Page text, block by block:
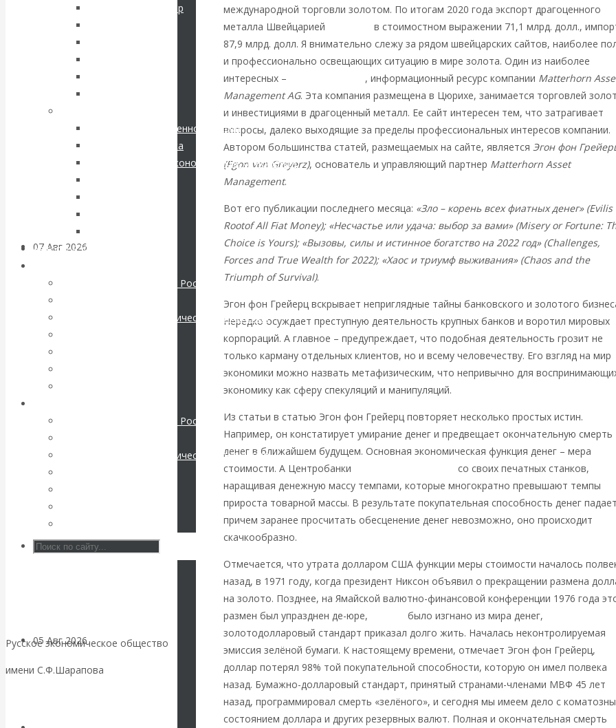
Соловьев Владимир
Экономика современной России
Мировая экономика
Международные экономические отношения
Авторы РЭОШ
Экономика современной России
Международные экономические отношения
Экономика современной России
Международные экономические отношения
Русское экономическое общество
имени С.Ф.Шарапова
кризис в России.
Проедаем
основной
капитал, но
строим
грандиозные
планы
07 Авг 2026
ВАлентин
КАтасонов. К
112-летию
мировой войны:
вместо победы
Россия
получила
05 Авг 2026Деньги
Валентин
международной торговли золотом. По итогам 2020 года экспорт драгоценного
металла Швейцарией
в стоимостном выражении 71,1 млрд. долл.,
87,9 млрд. долл. Я внимательно слежу за рядом швейцарских сайтов, наиболее
и профессионально освещающих ситуацию в мире золота. Один из наиболее
интересных –
, информационный ресурс компании Matterhorn
Management AG. Эта компания размещена в Цюрихе, занимается торговлей
и инвестициями в драгоценный металл. Ее сайт интересен тем, что затрагивает
вопросы, далеко выходящие за пределы профессиональных интересов компании.
Автором большинства статей, размещаемых на сайте, являетсяЭгон фон
(Egon von Greyerz), основатель и управляющий партнер Matterhorn Asset
Management.
Вот его публикации последнего месяца: «Зло – корень всех фиатных денег»
Rootof All Fiat Money); «Несчастье или удача: выбор за вами» (Misery or Fortune:
Choice is Yours); «Вызовы, силы и истинное богатство на 2022 год» (Challenges,
Forces and True Wealth for 2022); «Хаос и триумф выживания» (Chaos and the
Triumph of Survival).
Эгон фон Грейерц вскрывает неприглядные тайны банковского и золотого
Нередко осуждает преступную деятельность крупных банков и воротил мировых
корпораций. А главное – предупреждает, что подобная деятельность грозит не
только карману отдельных клиентов, но и всему человечеству. Его взгляд на мир
экономики можно назвать метафизическим, что непривычно для
экономику как сферу спекуляций и манипуляций.
Из статьи в статью Эгон фон Грейерц повторяет несколько простых истин.
Например, он констатирует умирание денег и предвещает окончательную смерть
денег в ближайшем будущем. Основная экономическая функция денег – мера
стоимости. А Центробанки
со своих печатных станков,
наращивая денежную массу темпами, которые многократно превышают темпы
прироста товарной массы. В результате покупательная способность денег
причем заранее просчитать обесценение денег невозможно, оно происходит
скачкообразно.
Отмечается, что утрата долларом США функции меры стоимости началось
назад, в 1971 году, когда президент Никсон объявил о прекращении размена
на золото. Позднее, на Ямайской валютно-финансовой конференции 1976 года
размен был упразднен де-юре,
было изгнано из мира денег,
золотодолларовый стандарт приказал долго жить. Началась неконтролируемая
эмиссия зелёной бумаги. К настоящему времени, отмечает Эгон фон Грейерц,
доллар потерял 98% той покупательной способности, которую он имел полвека
назад. Бумажно-долларовый стандарт, принятый странами-членами МВФ 45 лет
назад, программировал смерть «зелёного», и сегодня мы имеем дело с
состоянием доллара и других резервных валют. Полная и окончательная смерть